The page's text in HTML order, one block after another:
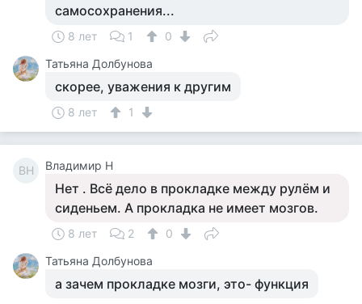
самосохранения...
8 лет 1
0
Татьяна Долбунова
скорее, уважения к другим
8 лет 1
ВН Владимир Н
Нет . Всё дело в прокладке между рулём и
сиденьем. А прокладка не имеет мозгов.
8 лет 2
0
Татьяна Долбунова
а зачем прокладке мозги, это- функция